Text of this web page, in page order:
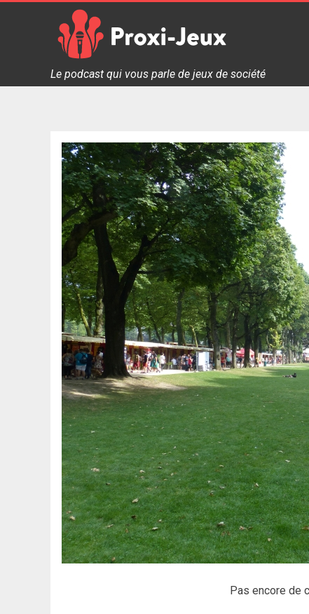
Proxi Jeux - Le podcast qui vous parle de jeux de
Le podcast qui vous parle de jeux de société
Pas encore de